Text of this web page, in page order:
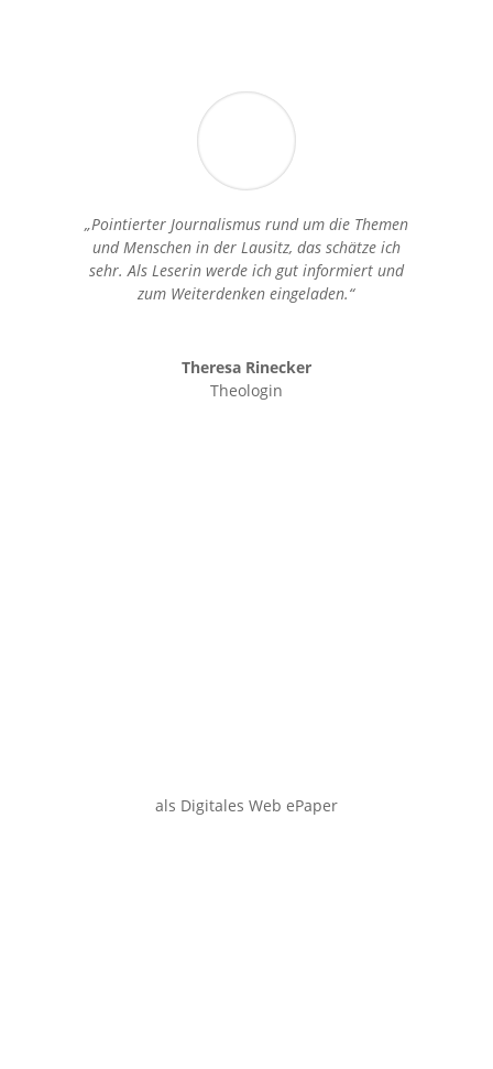
„Pointierter Journalismus rund um die Themen
und Menschen in der Lausitz, das schätze ich
sehr. Als Leserin werde ich gut informiert und
zum Weiterdenken eingeladen.“
Theresa Rinecker
Theologin
als Digitales Web ePaper